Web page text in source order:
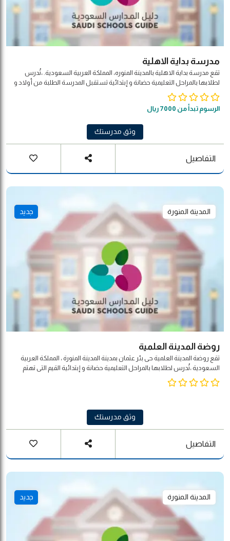
مدرسة بداية الاهلية
تقع مدرسة بداية الاهلية بالمدينة المنوره، المملكة العربية السعودية. ،تُدرس
لطلابها بالمراحل التعليمية حضانة و إبتدائية تستقبل المدرسة الطلبة من أولاد و
المدرسة هي مدرسة أهلية تدرس المنهاج لا منهجية محددة
الرسوم تبدأ من 7000 ريال
وثق مدرستك
التفاصيل
المدينة المنورة جديد
روضة المدينة العلمية
تقع روضة المدينة العلمية حى بئر عثمان بمدينة المدينة المنورة ، المملكة العربية
السعودية ،تُدرس لطلابها بالمراحل التعليمية حضانة و إبتدائية القيم التى تهتم
المدرسة بها : المواطنة والمسؤولية: تعزيز الهوية الوطنية والمسؤولية
الاجتماعية . مبادئ وقيم الإسلام: التأكيد على القيم الإنسانية في الحوار والتسامح
العملية التربوية والمساءلة . التكافؤ والعدالة: تكافؤ الفرص التعليمية للجميع .
العلوم والتكنولوجيا والابتكار: تحفيز الطاقات البشرية والمؤسسية باتجاه العلوم
وثق مدرستك
التفاصيل
المدينة المنورة جديد